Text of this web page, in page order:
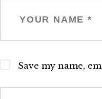
Save my name,